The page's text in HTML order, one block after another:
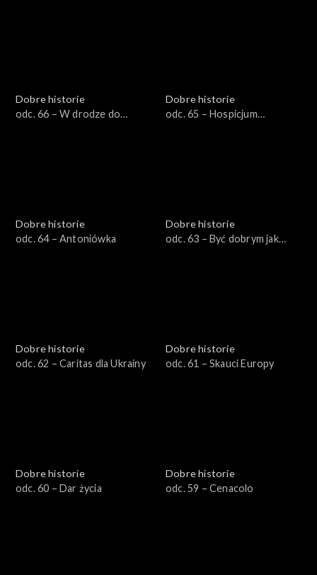
Dobre historie
odc. 66 – W drodze do
Dobre historie
odc. 65 – Hospicjum
Dobre historie
odc. 64 – Antoniówka
Dobre historie
odc. 63 – Być dobrym jak
Dobre historie
odc. 62 – Caritas dla Ukrainy
Dobre historie
odc. 61 – Skauci Europy
Dobre historie
odc. 60 – Dar życia
Dobre historie
odc. 59 – Cenacolo